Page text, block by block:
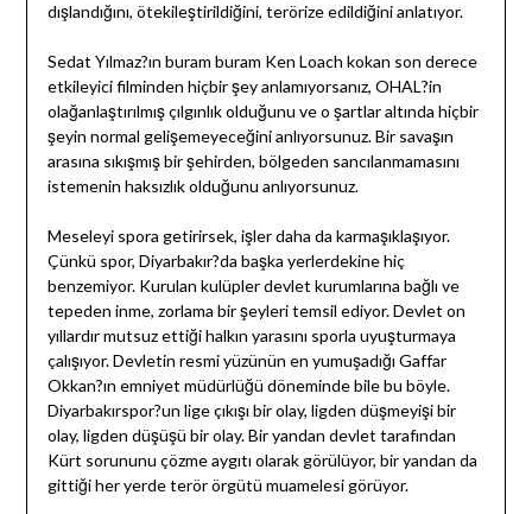
dışlandığını, ötekileştirildiğini, terörize edildiğini anlatıyor.
Sedat Yılmaz?ın buram buram Ken Loach kokan son derece
etkileyici filminden hiçbir şey anlamıyorsanız, OHAL?in
olağanlaştırılmış çılgınlık olduğunu ve o şartlar altında hiçbir
şeyin normal gelişemeyeceğini anlıyorsunuz. Bir savaşın
arasına sıkışmış bir şehirden, bölgeden sancılanmamasını
istemenin haksızlık olduğunu anlıyorsunuz.
Meseleyi spora getirirsek, işler daha da karmaşıklaşıyor.
Çünkü spor, Diyarbakır?da başka yerlerdekine hiç
benzemiyor. Kurulan kulüpler devlet kurumlarına bağlı ve
tepeden inme, zorlama bir şeyleri temsil ediyor. Devlet on
yıllardır mutsuz ettiği halkın yarasını sporla uyuşturmaya
çalışıyor. Devletin resmi yüzünün en yumuşadığı Gaffar
Okkan?ın emniyet müdürlüğü döneminde bile bu böyle.
Diyarbakırspor?un lige çıkışı bir olay, ligden düşmeyişi bir
olay, ligden düşüşü bir olay. Bir yandan devlet tarafından
Kürt sorununu çözme aygıtı olarak görülüyor, bir yandan da
gittiği her yerde terör örgütü muamelesi görüyor.